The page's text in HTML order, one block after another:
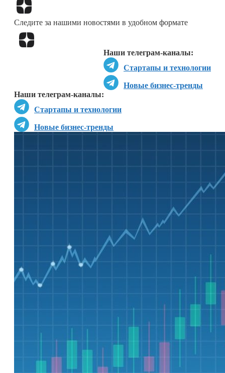
Следите за нашими новостями в удобном формате
Наши телеграм-каналы:
Стартапы и технологии
Новые бизнес-тренды
Наши телеграм-каналы:
Стартапы и технологии
Новые бизнес-тренды